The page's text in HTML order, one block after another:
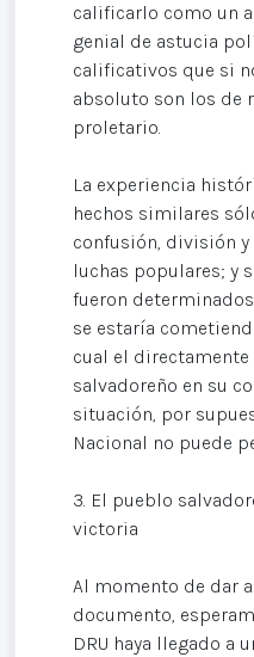
calificarlo como un
genial de astucia
calificativos que si
absoluto son los de
proletario.
La experiencia
hechos similares
confusión, división
luchas populares; y
fueron
se estaría
cual el
salvadoreño en su
situación, por
Nacional no puede
3. El pueblo
victoria
Al momento de dar
documento,
DRU haya llegado a